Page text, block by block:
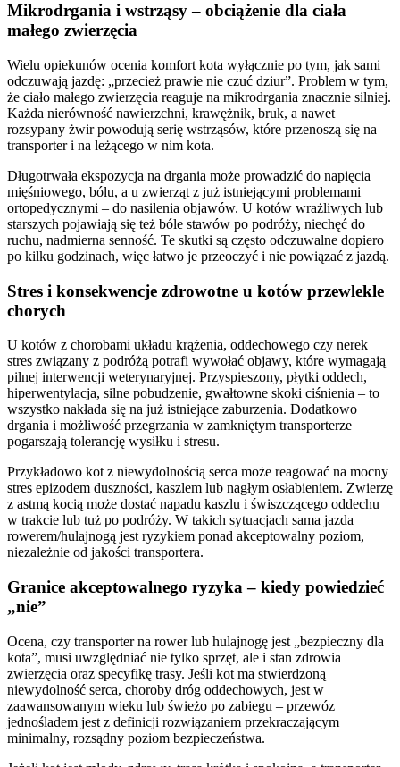
Mikrodrgania i wstrząsy – obciążenie dla ciała
małego zwierzęcia
Wielu opiekunów ocenia komfort kota wyłącznie po tym, jak sami
odczuwają jazdę: „przecież prawie nie czuć dziur”. Problem w tym,
że ciało małego zwierzęcia reaguje na mikrodrgania znacznie silniej.
Każda nierówność nawierzchni, krawężnik, bruk, a nawet
rozsypany żwir powodują serię wstrząsów, które przenoszą się na
transporter i na leżącego w nim kota.
Długotrwała ekspozycja na drgania może prowadzić do napięcia
mięśniowego, bólu, a u zwierząt z już istniejącymi problemami
ortopedycznymi – do nasilenia objawów. U kotów wrażliwych lub
starszych pojawiają się też bóle stawów po podróży, niechęć do
ruchu, nadmierna senność. Te skutki są często odczuwalne dopiero
po kilku godzinach, więc łatwo je przeoczyć i nie powiązać z jazdą.
Stres i konsekwencje zdrowotne u kotów przewlekle
chorych
U kotów z chorobami układu krążenia, oddechowego czy nerek
stres związany z podróżą potrafi wywołać objawy, które wymagają
pilnej interwencji weterynaryjnej. Przyspieszony, płytki oddech,
hiperwentylacja, silne pobudzenie, gwałtowne skoki ciśnienia – to
wszystko nakłada się na już istniejące zaburzenia. Dodatkowo
drgania i możliwość przegrzania w zamkniętym transporterze
pogarszają tolerancję wysiłku i stresu.
Przykładowo kot z niewydolnością serca może reagować na mocny
stres epizodem duszności, kaszlem lub nagłym osłabieniem. Zwierzę
z astmą kocią może dostać napadu kaszlu i świszczącego oddechu
w trakcie lub tuż po podróży. W takich sytuacjach sama jazda
rowerem/hulajnogą jest ryzykiem ponad akceptowalny poziom,
niezależnie od jakości transportera.
Granice akceptowalnego ryzyka – kiedy powiedzieć
„nie”
Ocena, czy transporter na rower lub hulajnogę jest „bezpieczny dla
kota”, musi uwzględniać nie tylko sprzęt, ale i stan zdrowia
zwierzęcia oraz specyfikę trasy. Jeśli kot ma stwierdzoną
niewydolność serca, choroby dróg oddechowych, jest w
zaawansowanym wieku lub świeżo po zabiegu – przewóz
jednośladem jest z definicji rozwiązaniem przekraczającym
minimalny, rozsądny poziom bezpieczeństwa.